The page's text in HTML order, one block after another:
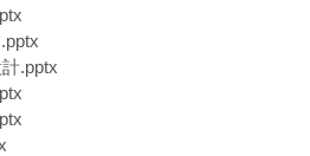
.pptx